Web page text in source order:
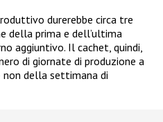
durerebbe circa tre
della prima e dell’ultima
aggiuntivo. Il cachet, quindi,
di giornate di produzione a
della settimana di